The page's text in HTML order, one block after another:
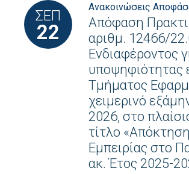
ΣΕΠ
22
Ανακοινώσεις
Απόφαση
αριθμ. 12466/
Ενδιαφέροντος
υποψηφιότητας
Τμήματος
χειμερινό
2026, στο
τίτλο
Εμπειρίας στο
ακ. Έτος 2025-